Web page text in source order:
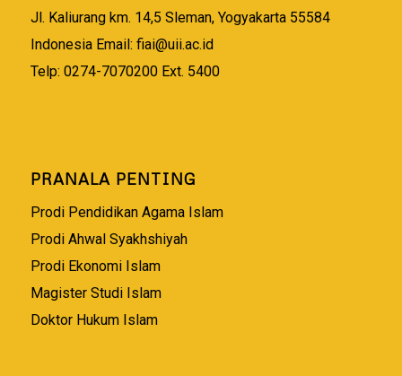
Jl. Kaliurang km. 14,5 Sleman, Yogyakarta 55584
Indonesia Email: fiai@uii.ac.id
Telp: 0274-7070200 Ext. 5400
PRANALA PENTING
Prodi Pendidikan Agama Islam
Prodi Ahwal Syakhshiyah
Prodi Ekonomi Islam
Magister Studi Islam
Doktor Hukum Islam